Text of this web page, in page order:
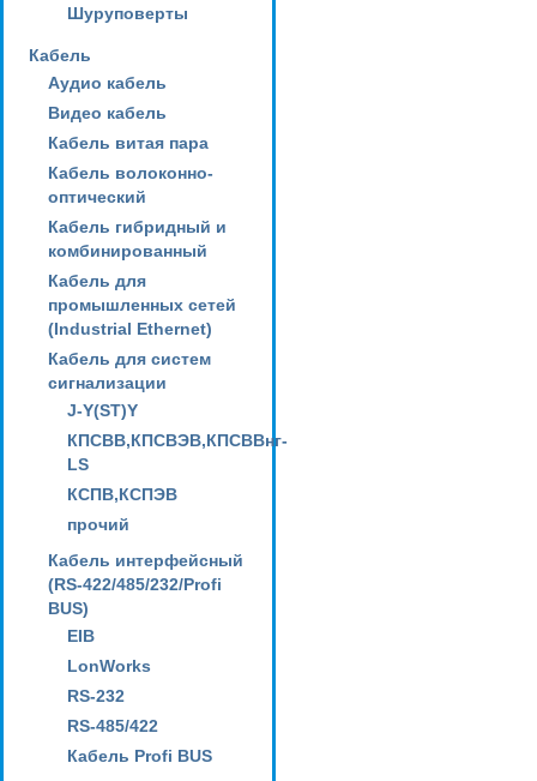
Шуруповерты
Кабель
Аудио кабель
Видео кабель
Кабель витая пара
Кабель волоконно-
оптический
Кабель гибридный и
комбинированный
Кабель для
промышленных сетей
(Industrial Ethernet)
Кабель для систем
сигнализации
J-Y(ST)Y
КПСВВ,КПСВЭВ,КПСВВнг-
LS
КСПВ,КСПЭВ
прочий
Кабель интерфейсный
(RS-422/485/232/Profi
BUS)
EIB
LonWorks
RS-232
RS-485/422
Кабель Profi BUS